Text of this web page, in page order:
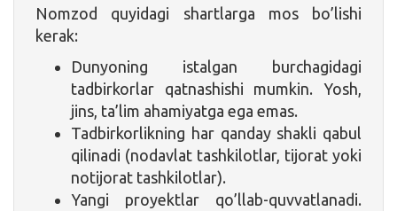
Nomzod quyidagi shartlarga mos bo’lishi
kerak:
Dunyoning istalgan burchagidagi
tadbirkorlar qatnashishi mumkin. Yosh,
jins, ta’lim ahamiyatga ega emas.
Tadbirkorlikning har qanday shakli qabul
qilinadi (nodavlat tashkilotlar, tijorat yoki
notijorat tashkilotlar).
Yangi proyektlar qo’llab-quvvatlanadi.